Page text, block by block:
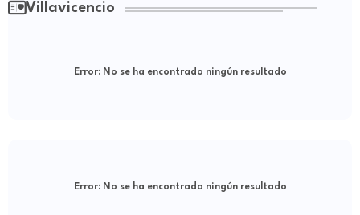
Villavicencio
Error:No se ha encontrado ningún resultado
Error:No se ha encontrado ningún resultado